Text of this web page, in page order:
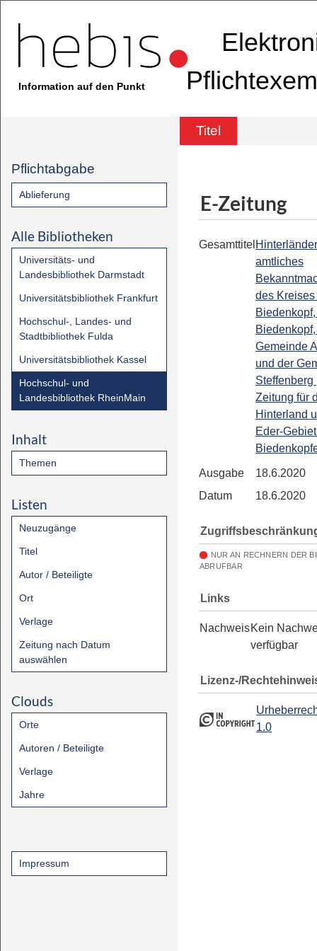
Information auf den Punkt
Titel
Pflichtabgabe
Ablieferung
Alle Bibliotheken
Universitäts- und
Landesbibliothek Darmstadt
Universitätsbibliothek Frankfurt
Hochschul-, Landes- und
Stadtbibliothek Fulda
Universitätsbibliothek Kassel
Hochschul- und
Landesbibliothek RheinMain
Inhalt
Themen
Listen
Neuzugänge
Titel
Autor / Beteiligte
Ort
Verlage
Zeitung nach Datum
auswählen
Clouds
Orte
Autoren / Beteiligte
Verlage
Jahre
Impressum
E-Zeitung
Gesamttitel
amtliches
des
Gemeinde
und der
Steffenberg
Zeitung für
Hinterland
Eder-
Ausgabe
18.6.2020
Datum
18.6.2020
NUR AN RECHNERN DER
ABRUFBAR
Links
NachweisKein
verfügbar
Lizenz-/
1.0